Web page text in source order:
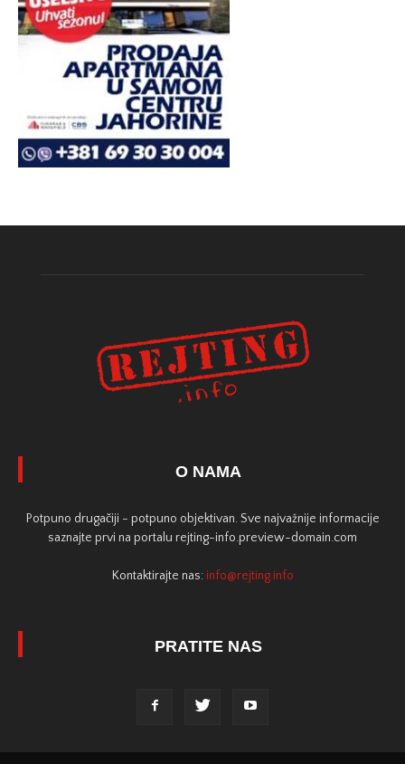
O NAMA
Potpuno drugačiji - potpuno objektivan. Sve najvažnije informacije
saznajte prvi na portalu rejting-info.preview-domain.com
Kontaktirajte nas: info@rejting.info
PRATITE NAS